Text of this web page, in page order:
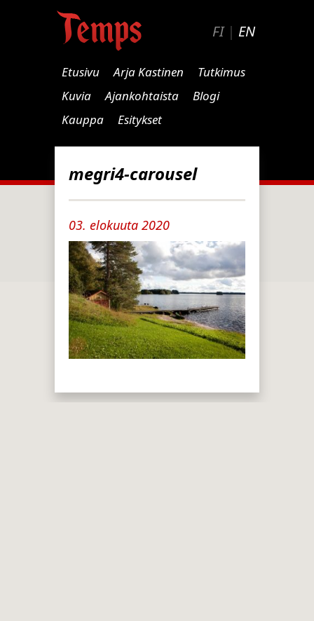
FI| EN
Etusivu Arja Kastinen
Tutkimus
Kuvia
Ajankohtaista
Blogi
Kauppa
Esitykset
megri4-carousel
03. elokuuta 2020